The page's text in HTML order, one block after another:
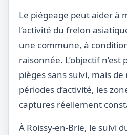
Le piégeage peut aider à
l’activité du frelon
une commune, à
raisonnée. L’objectif
pièges sans suivi, mais
périodes d’activité, les
captures réellement
À Roissy-en-Brie, le suivi